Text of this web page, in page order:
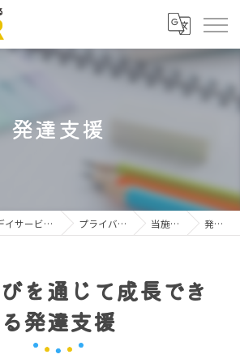
発達支援
広島市の放課後等デイサービスならこどもサポート広場 ころる プライバシーポリシー 当施設の特徴 発達支援
を通じて成長でき
る発達支援